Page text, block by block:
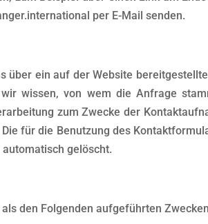
per E-Mail senden.
ein auf der Website
wissen, von wem die Anfrage
zum Zwecke der
für die Benutzung des
gelöscht.
den Folgenden aufgeführten